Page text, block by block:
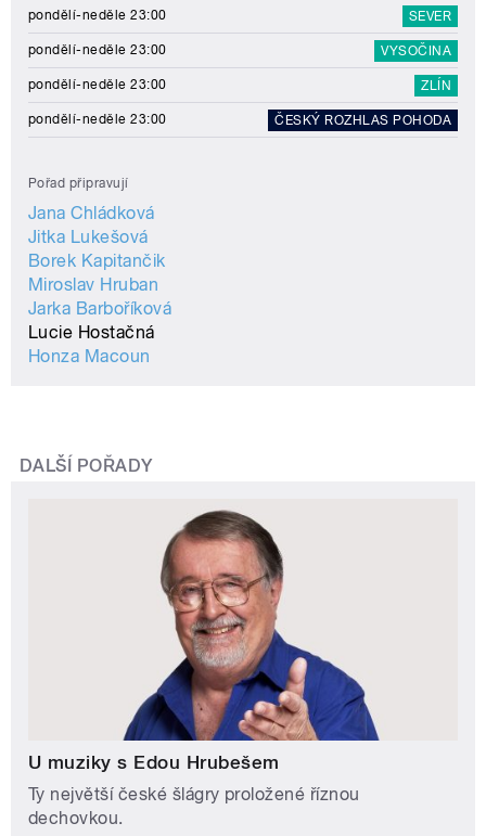
pondělí-neděle 23:00 SEVER
pondělí-neděle 23:00 VYSOČINA
pondělí-neděle 23:00 ZLÍN
pondělí-neděle 23:00 ČESKÝ ROZHLAS POHODA
Pořad připravují
Jana Chládková
Jitka Lukešová
Borek Kapitančik
Miroslav Hruban
Jarka Barboříková
Lucie Hostačná
Honza Macoun
DALŠÍ POŘADY
U muziky s Edou Hrubešem
Ty největší české šlágry proložené říznou
dechovkou.